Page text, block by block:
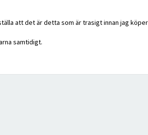
att det är detta som är trasigt innan jag
samtidigt.